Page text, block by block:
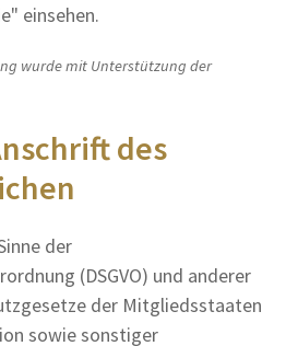
einsehen.
wurde mit Unterstützung der
des
der
(DSGVO) und anderer
der Mitgliedsstaaten
sowie sonstiger